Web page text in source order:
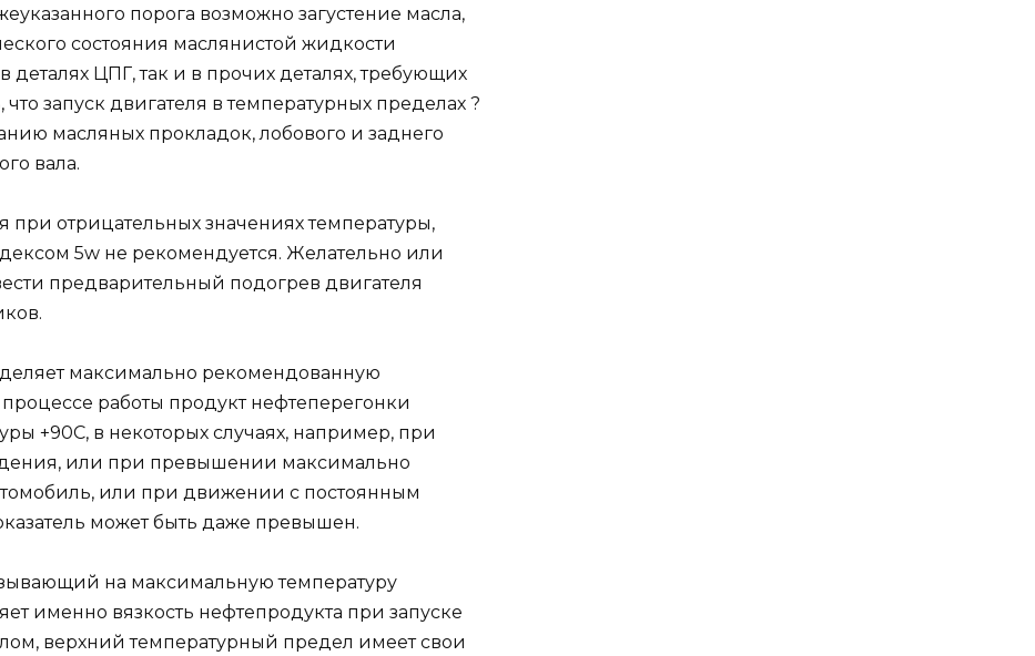
порога возможно загустение масла,
состояния маслянистой жидкости
деталях ЦПГ, так и в прочих деталях, требующих
запуск двигателя в температурных пределах ?
масляных прокладок, лобового и заднего
вала.
при отрицательных значениях температуры,
5w не рекомендуется. Желательно или
предварительный подогрев двигателя
максимально рекомендованную
работы продукт нефтеперегонки
+90С, в некоторых случаях, например, при
или при превышении максимально
или при движении с постоянным
может быть даже превышен.
на максимальную температуру
именно вязкость нефтепродукта при запуске
верхний температурный предел имеет свои